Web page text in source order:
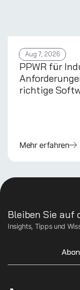
Aug 7, 2026
PPWR für
richtige
Mehr erfahren
Bleiben Sie auf
Insights, Tipps und